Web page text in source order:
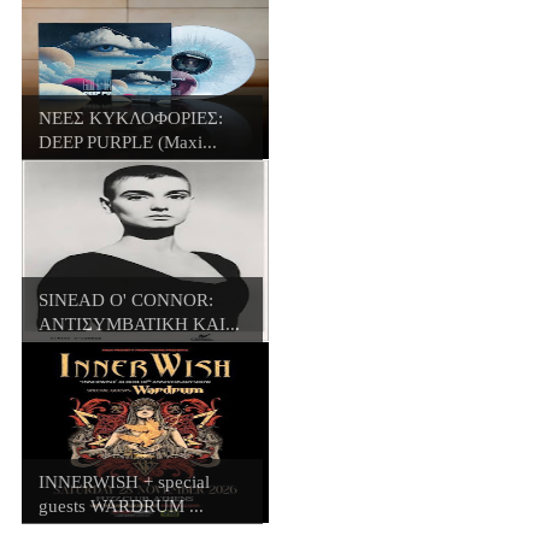
ΝΕΕΣ ΚΥΚΛΟΦΟΡΙΕΣ:
DEEP PURPLE (Maxi...
SINEAD O' CONNOR:
ΑΝΤΙΣΥΜΒΑΤΙΚΗ ΚΑΙ...
INNERWISH + special
guests WARDRUM ...